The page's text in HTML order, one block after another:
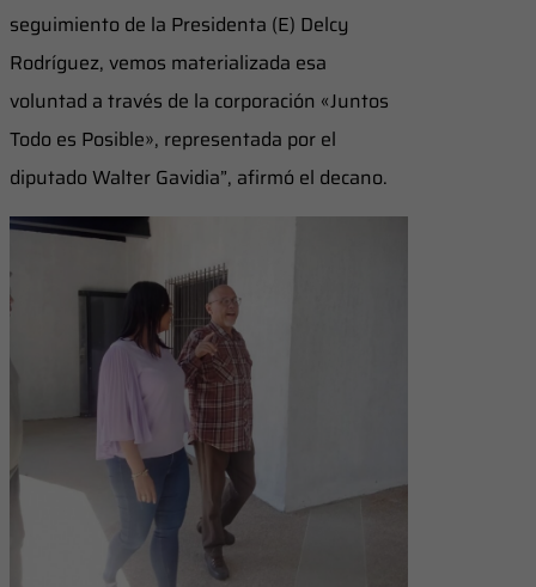
seguimiento de la Presidenta (E) Delcy
Rodríguez, vemos materializada esa
voluntad a través de la corporación «Juntos
Todo es Posible», representada por el
diputado Walter Gavidia”, afirmó el decano.